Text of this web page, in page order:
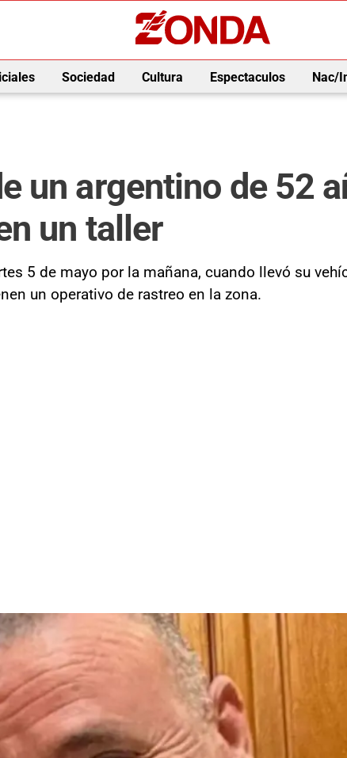
Sociedad Cultura Espectaculos Nac/
un argentino de 52
un taller
5 de mayo por la mañana, cuando llevó su
un operativo de rastreo en la zona.